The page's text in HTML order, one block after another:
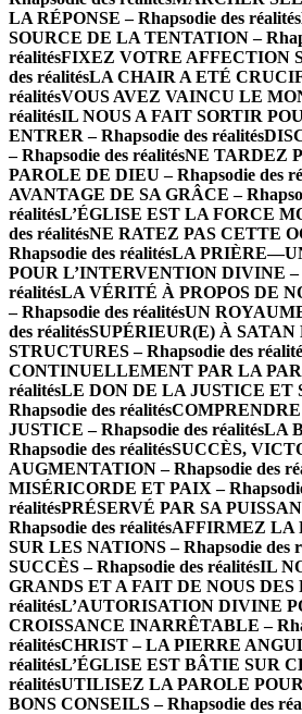
LA RÉPONSE – Rhapsodie des réalités
SOURCE DE LA TENTATION –
réalitésFIXEZ VOTRE AFFECTION
des réalitésLA CHAIR A ETÉ
réalitésVOUS AVEZ VAINCU LE
réalitésIL NOUS A FAIT SORTIR
ENTRER – Rhapsodie des réalités
– Rhapsodie des réalitésNE TARDEZ
PAROLE DE DIEU – Rhapsodie des
AVANTAGE DE SA GRÂCE –
réalitésL’ÉGLISE EST LA FORCE
des réalitésNE RATEZ PAS CETTE
Rhapsodie des réalitésLA
POUR L’INTERVENTION DIVINE –
réalitésLA VÉRITÉ À PROPOS DE
– Rhapsodie des réalitésUN
des réalitésSUPÉRIEUR(E) À SATAN
STRUCTURES – Rhapsodie des
CONTINUELLEMENT PAR LA
réalitésLE DON DE LA JUSTICE ET
Rhapsodie des réalités
JUSTICE – Rhapsodie des réalitésLA
Rhapsodie des réalitésSUCCÈS,
AUGMENTATION – Rhapsodie des
MISÉRICORDE ET PAIX –
réalitésPRÉSERVÉ PAR SA
Rhapsodie des réalitésAFFIRMEZ LA
SUR LES NATIONS – Rhapsodie des
SUCCÈS – Rhapsodie des réalitésIL
GRANDS ET A FAIT DE NOUS DES
réalitésL’AUTORISATION DIVINE
CROISSANCE INARRÊTABLE –
réalitésCHRIST – LA PIERRE
réalitésL’ÉGLISE EST BÂTIE SUR
réalitésUTILISEZ LA PAROLE
BONS CONSEILS – Rhapsodie des